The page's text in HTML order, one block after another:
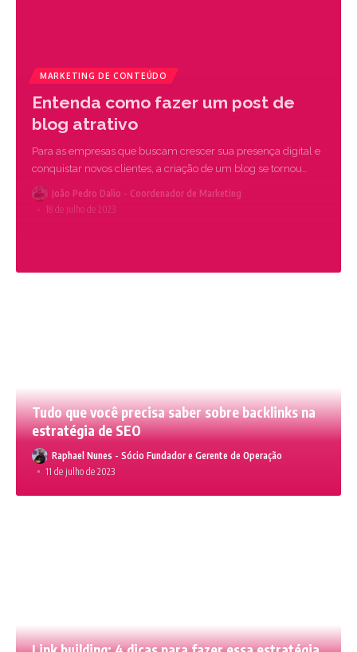
MARKETING DE CONTEÚDO
Entenda como fazer um post de
blog atrativo
Para as empresas que buscam crescer sua presença digital e
conquistar novos clientes, a criação de um blog se tornou…
João Pedro Dalio - Coordenador de Marketing
18 de julho de 2023
Tudo que você precisa saber sobre backlinks na
estratégia de SEO
Raphael Nunes - Sócio Fundador e Gerente de Operação
11 de julho de 2023